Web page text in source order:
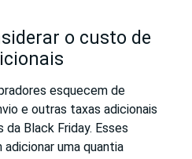
o custo de
esquecem de
e outras taxas adicionais
Black Friday. Esses
uma quantia